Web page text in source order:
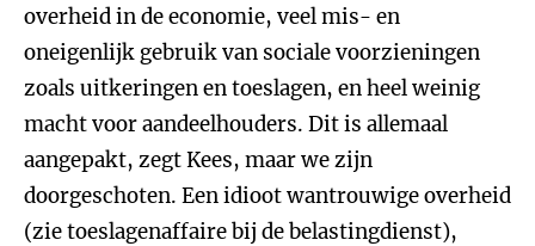
overheid in de economie, veel mis- en
oneigenlijk gebruik van sociale voorzieningen
zoals uitkeringen en toeslagen, en heel weinig
macht voor aandeelhouders. Dit is allemaal
aangepakt, zegt Kees, maar we zijn
doorgeschoten. Een idioot wantrouwige overheid
(zie toeslagenaffaire bij de belastingdienst),